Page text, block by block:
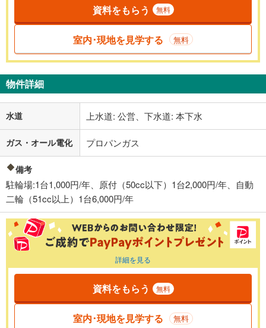
資料をもらう 無料
室内･現地を見学する 無料
物件詳細
水道 上水道: 公営、下水道: 本下水
ガス・オール電化 プロパンガス
備考
駐輪場:1台1,000円/年、原付（50cc以下）1台2,000円/年、自動
二輪（51cc以上）1台6,000円/年
詳細を見る
資料をもらう 無料
室内･現地を見学する 無料